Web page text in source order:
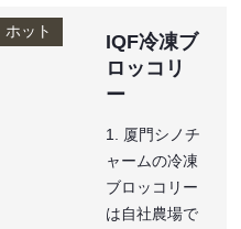
ホット
IQF冷凍ブ
ロッコリ
ー
1. 厦門シノチ
ャームの冷凍
ブロッコリー
は自社農場で